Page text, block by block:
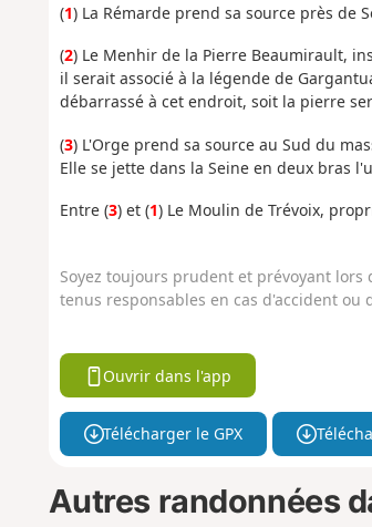
(1) La Rémarde prend sa source près de
(2) Le Menhir de la Pierre Beaumirault,
il serait associé à la légende de
débarrassé à cet endroit, soit la pierre
(3) L'Orge prend sa source au Sud du
Elle se jette dans la Seine en deux bras
Entre (3) et (1) Le Moulin de Trévoix,
Soyez toujours prudent et prévoyant
tenus responsables en cas d'accident
Ouvrir dans l'app
Télécharger le GPX
Autres randonnées